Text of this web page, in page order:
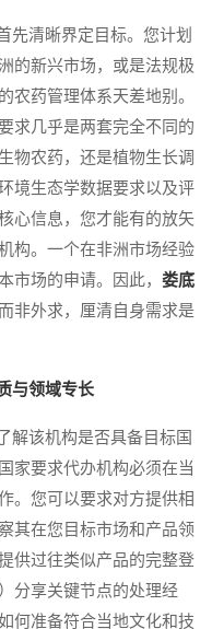
清晰界定目标。您计划
的新兴市场，或是法规极
农药管理体系天差地别。
求几乎是两套完全不同的
物农药，还是植物生长调
境生态学数据要求以及评
心信息，您才能有的放矢
构。一个在非洲市场经验
市场的申请。因此， 娄底
非外求，厘清自身需求是
与领域专长
该机构是否具备目标国
家要求代办机构必须在当
。您可以要求对方提供相
其在您目标市场和产品领
供过往类似产品的完整登
分享关键节点的处理经
何准备符合当地文化和技